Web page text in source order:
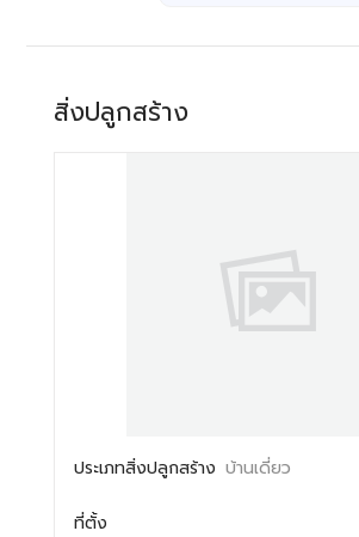
สิ่งปลูกสร้าง
ประเภทสิ่งปลูกสร้าง บ้านเดี่ยว
ที่ตั้ง